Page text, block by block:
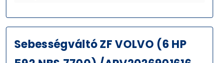
Sebességváltó ZF VOLVO (6 HP